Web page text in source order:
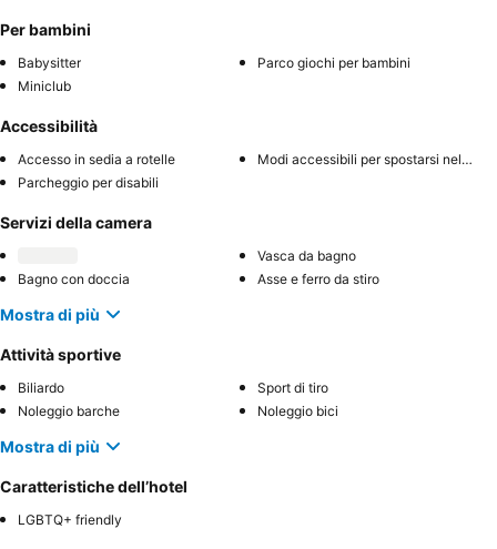
Per bambini
Babysitter
Parco giochi per bambini
Miniclub
Accessibilità
Accesso in sedia a rotelle
Modi accessibili per spostarsi nell'hotel
Parcheggio per disabili
Servizi della camera
Vasca da bagno
Bagno con doccia
Asse e ferro da stiro
Mostra di più
Attività sportive
Biliardo
Sport di tiro
Noleggio barche
Noleggio bici
Mostra di più
Caratteristiche dell’hotel
LGBTQ+ friendly